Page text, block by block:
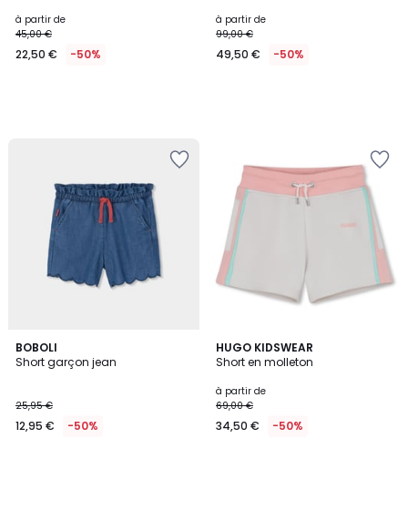
à partir de
45,00 €
22,50 € -50%
à partir de
99,00 €
49,50 € -50%
BOBOLI
Short garçon jean
25,95 €
12,95 € -50%
HUGO KIDSWEAR
Short en molleton
à partir de
69,00 €
34,50 € -50%